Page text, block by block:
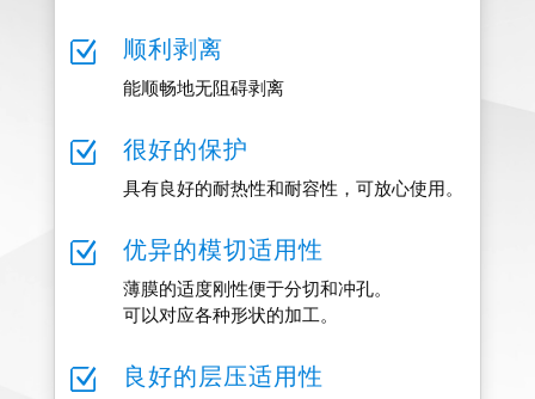
Z 顺利剥离
能顺畅地无阻碍剥离
Z 很好的保护
具有良好的耐热性和耐容性，可放心使用。
Z 优异的模切适用性
薄膜的适度刚性便于分切和冲孔。
可以对应各种形状的加工。
Z 良好的层压适用性